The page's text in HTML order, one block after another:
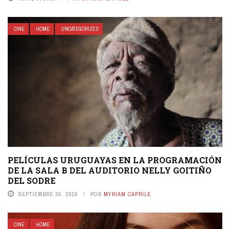
CINE HOME UNCATEGORIZED
PELÍCULAS URUGUAYAS EN LA PROGRAMACIÓN
DE LA SALA B DEL AUDITORIO NELLY GOITIÑO
DEL SODRE
SEPTIEMBRE 30, 2020 POR MYRIAM CAPRILE
CINE HOME